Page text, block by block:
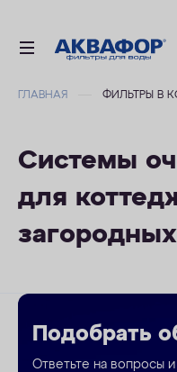
ДЛЯ ВАННОЙ
В КОТТЕДЖ
ДЛЯ БИЗНЕСА
ДОСТАВКА
ГЛАВНАЯ ФИЛЬТРЫ В
Системы
для
Подобрать
Ответьте на вопросы